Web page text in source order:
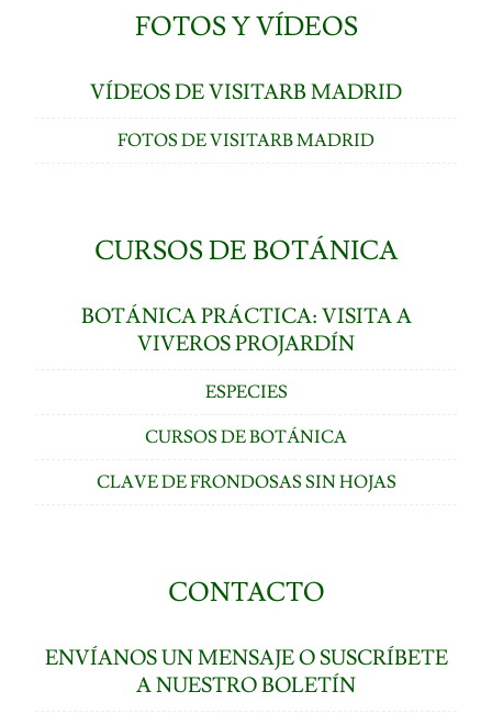
FOTOS Y VÍDEOS
VÍDEOS DE VISITARB MADRID
FOTOS DE VISITARB MADRID
CURSOS DE BOTÁNICA
BOTÁNICA PRÁCTICA: VISITA A
VIVEROS PROJARDÍN
ESPECIES
CURSOS DE BOTÁNICA
CLAVE DE FRONDOSAS SIN HOJAS
CONTACTO
ENVÍANOS UN MENSAJE O SUSCRÍBETE
A NUESTRO BOLETÍN